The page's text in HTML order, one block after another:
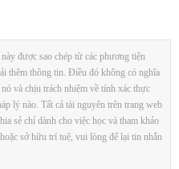
được sao chép từ các phương tiện
thêm thông tin. Điều đó không có nghĩa
và chịu trách nhiệm về tính xác thực
lý nào. Tất cả tài nguyên trên trang web
sẻ chỉ dành cho việc học và tham khảo
sở hữu trí tuệ, vui lòng để lại tin nhắn